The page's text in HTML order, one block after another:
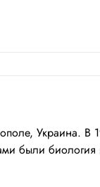
Украина. В
были